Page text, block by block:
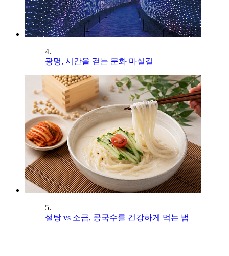
4.
광명, 시간을 걷는 문화 마실길
5.
설탕 vs 소금, 콩국수를 건강하게 먹는 법